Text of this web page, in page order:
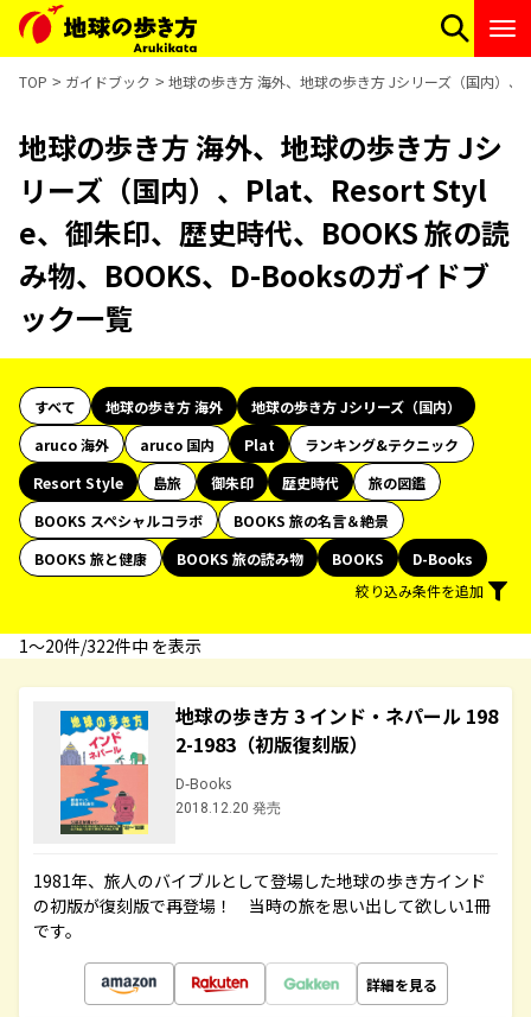
TOP ガイドブック 地球の歩き方 海外、地球の歩き方 Jシリーズ（国内）
地球の歩き方 海外、地球の歩き方 Jシ
リーズ（国内）、Plat、Resort Styl
e、御朱印、歴史時代、BOOKS 旅の読
み物、BOOKS、D-Booksのガイドブ
ック一覧
すべて 地球の歩き方 海外
地球の歩き方 Jシリーズ（国内）
aruco 海外
aruco 国内 Plat
ランキング&テクニック
Resort Style
島旅 御朱印 歴史時代
旅の図鑑
BOOKS スペシャルコラボ
BOOKS 旅の名言＆絶景
BOOKS 旅と健康
BOOKS 旅の読み物 BOOKS
D-Books
絞り込み条件を追加
1〜20件/322件中 を表示
地球の歩き方 3 インド・ネパール 198
2-1983（初版復刻版）
D-Books
2018.12.20 発売
1981年、旅人のバイブルとして登場した地球の歩き方インド
の初版が復刻版で再登場！ 当時の旅を思い出して欲しい1冊
です。
詳細を見る